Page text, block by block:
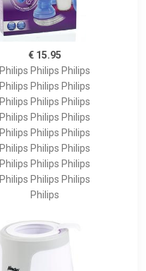
€ 15.95
Philips Philips Philips
Philips Philips Philips
Philips Philips Philips
Philips Philips Philips
Philips Philips Philips
Philips Philips Philips
Philips Philips Philips
Philips Philips Philips
Philips